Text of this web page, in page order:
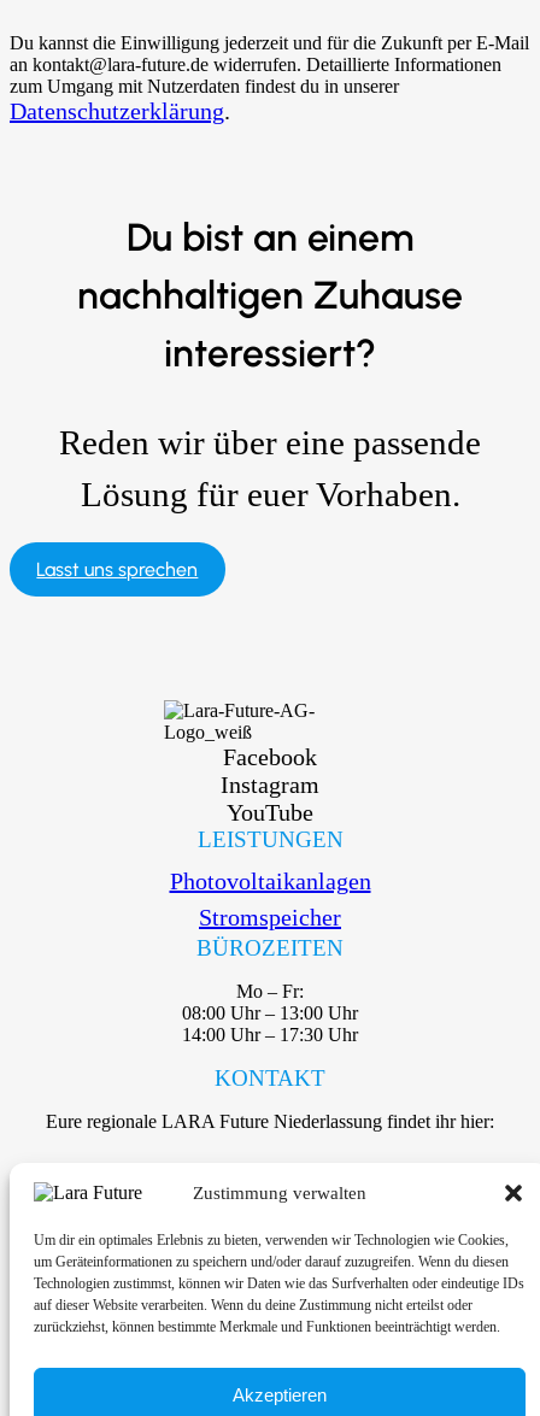
Zustimmung verwalten
Um dir ein optimales Erlebnis zu bieten, verwenden wir Technologien wie Cookies,
um Geräteinformationen zu speichern und/oder darauf zuzugreifen. Wenn du diesen
Technologien zustimmst, können wir Daten wie das Surfverhalten oder eindeutige IDs
auf dieser Website verarbeiten. Wenn du deine Zustimmung nicht erteilst oder
zurückziehst, können bestimmte Merkmale und Funktionen beeinträchtigt werden.
Akzeptieren
Du kannst die Einwilligung jederzeit und für die Zukunft per E-Mail
an kontakt@lara-future.de widerrufen. Detaillierte Informationen
zum Umgang mit Nutzerdaten findest du in unserer
Datenschutzerklärung.
Du bist an einem
nachhaltigen Zuhause
interessiert?
Reden wir über eine passende
Lösung für euer Vorhaben.
Lasst uns sprechen
Facebook
Instagram
YouTube
LEISTUNGEN
Photovoltaikanlagen
Stromspeicher
BÜROZEITEN
Mo – Fr:
08:00 Uhr – 13:00 Uhr
14:00 Uhr – 17:30 Uhr
KONTAKT
Eure regionale LARA Future Niederlassung findet ihr hier:
Zu den Kontaktdaten
Datenschutz